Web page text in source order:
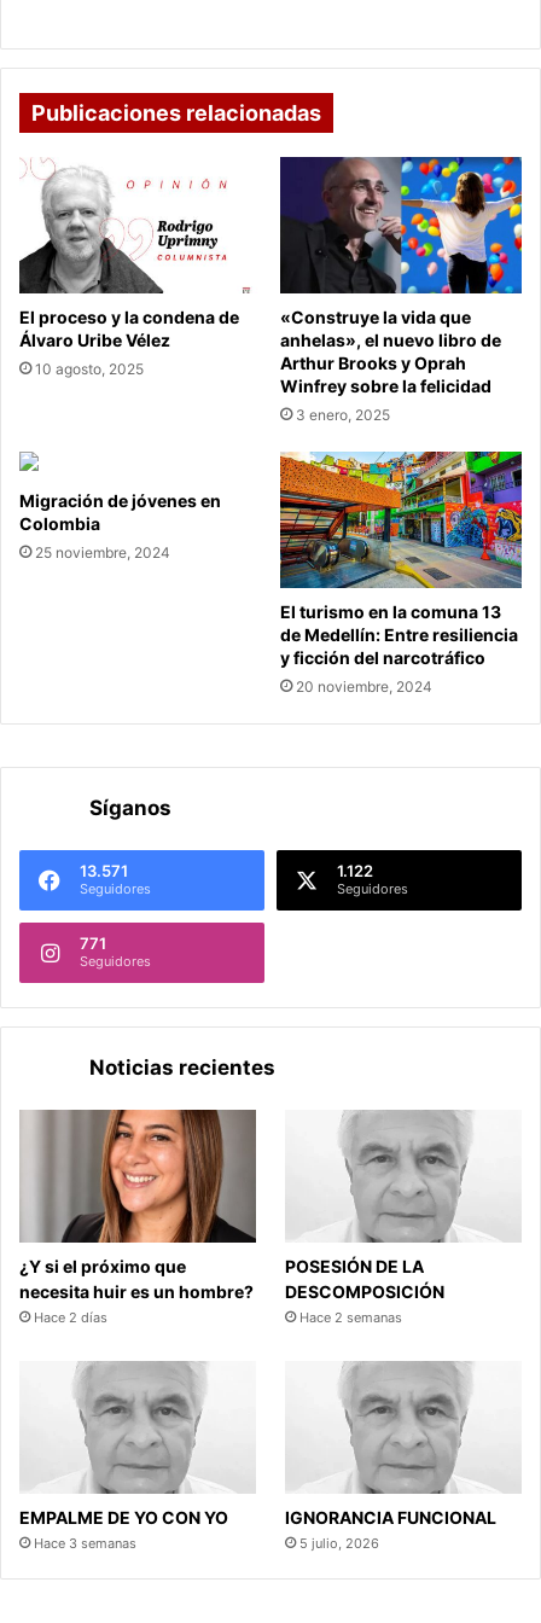
con
la
pandemia
de
COVID-
Publicaciones relacionadas
El proceso y la condena de
Álvaro Uribe Vélez
10 agosto, 2025
«Construye la vida que
anhelas», el nuevo libro de
Arthur Brooks y Oprah
Winfrey sobre la felicidad
3 enero, 2025
Migración de jóvenes en
Colombia
25 noviembre, 2024
El turismo en la comuna 13
de Medellín: Entre resiliencia
y ficción del narcotráfico
20 noviembre, 2024
Síganos
13.571
Seguidores
1.122
Seguidores
771
Seguidores
Noticias recientes
¿Y si el próximo que
necesita huir es un hombre?
Hace 2 días
POSESIÓN DE LA
DESCOMPOSICIÓN
Hace 2 semanas
EMPALME DE YO CON YO
Hace 3 semanas
IGNORANCIA FUNCIONAL
5 julio, 2026